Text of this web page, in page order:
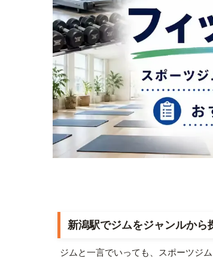
新潟駅でジムをジャンルから
ジムと一言でいっても、スポーツジ